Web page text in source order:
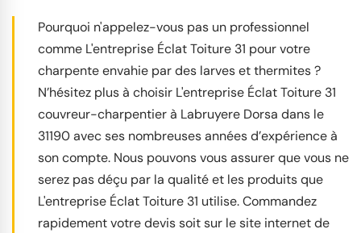
Pourquoi n'appelez-vous pas un professionnel
comme L'entreprise Éclat Toiture 31 pour votre
charpente envahie par des larves et thermites ?
N’hésitez plus à choisir L'entreprise Éclat Toiture 31
couvreur-charpentier à Labruyere Dorsa dans le
31190 avec ses nombreuses années d’expérience à
son compte. Nous pouvons vous assurer que vous ne
serez pas déçu par la qualité et les produits que
L'entreprise Éclat Toiture 31 utilise. Commandez
rapidement votre devis soit sur le site internet de